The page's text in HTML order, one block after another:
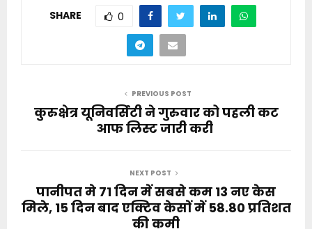
SHARE 0
PREVIOUS POST
कुरुक्षेत्र यूनिवर्सिटी ने गुरुवार को पहली कट
आफ लिस्ट जारी करी
NEXT POST
पानीपत मे 71 दिन में सबसे कम 13 नए केस
मिले, 15 दिन बाद एक्टिव केसाें में 58.80 प्रतिशत
की कमी